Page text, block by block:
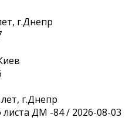
г.Днепр
г.Днепр
листа ДМ -84 / 2026-08-03